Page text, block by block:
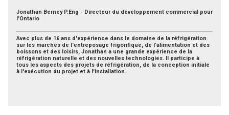
Jonathan BerneyP.Eng - Directeur du développement commercial pour
l'Ontario
Avec plus de 16 ans d'expérience dans le domaine de la réfrigération
sur les marchés de l'entreposage frigorifique, de l'alimentation et des
boissons et des loisirs, Jonathan a une grande expérience de la
réfrigération naturelle et des nouvelles technologies. Il participe à
tous les aspects des projets de réfrigération, de la conception initiale
à l'exécution du projet et à l'installation.